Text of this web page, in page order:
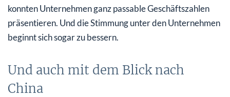
konnten Unternehmen ganz passable Geschäftszahlen
präsentieren. Und die Stimmung unter den Unternehmen
beginnt sich sogar zu bessern.
Und auch mit dem Blick nach
China